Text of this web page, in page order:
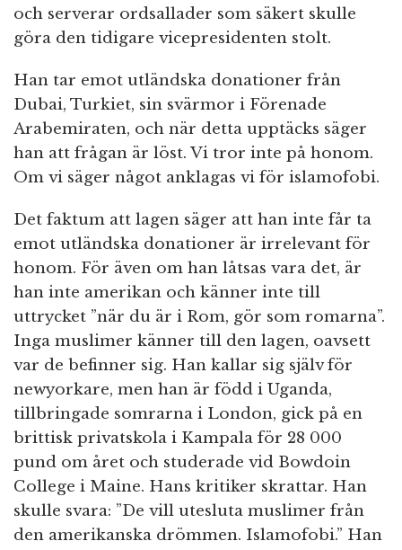
och serverar ordsallader som säkert skulle
göra den tidigare vicepresidenten stolt.
Han tar emot utländska donationer från
Dubai, Turkiet, sin svärmor i Förenade
Arabemiraten, och när detta upptäcks säger
han att frågan är löst. Vi tror inte på honom.
Om vi säger något anklagas vi för islamofobi.
Det faktum att lagen säger att han inte får ta
emot utländska donationer är irrelevant för
honom. För även om han låtsas vara det, är
han inte amerikan och känner inte till
uttrycket ”när du är i Rom, gör som romarna”.
Inga muslimer känner till den lagen, oavsett
var de befinner sig. Han kallar sig själv för
newyorkare, men han är född i Uganda,
tillbringade somrarna i London, gick på en
brittisk privatskola i Kampala för 28 000
pund om året och studerade vid Bowdoin
College i Maine. Hans kritiker skrattar. Han
skulle svara: ”De vill utesluta muslimer från
den amerikanska drömmen. Islamofobi.” Han